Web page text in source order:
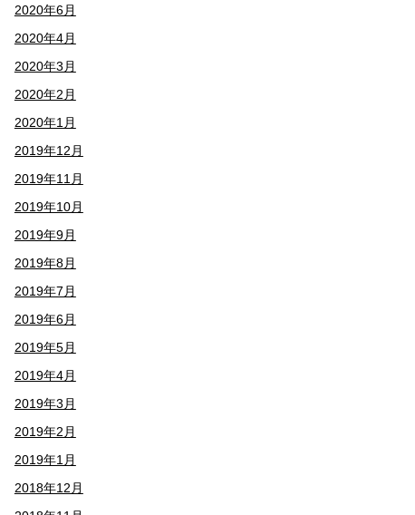
2020年6月
2020年4月
2020年3月
2020年2月
2020年1月
2019年12月
2019年11月
2019年10月
2019年9月
2019年8月
2019年7月
2019年6月
2019年5月
2019年4月
2019年3月
2019年2月
2019年1月
2018年12月